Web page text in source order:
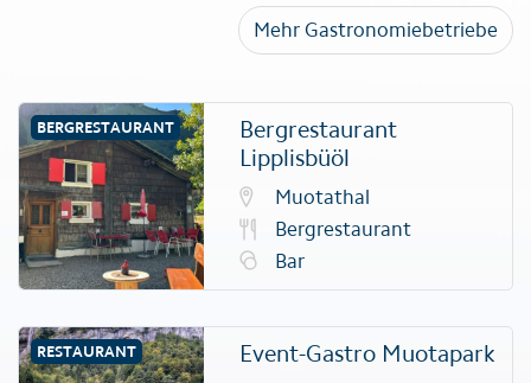
Mehr Gastronomiebetriebe
BERGRESTAURANT
Bergrestaurant
Lipplisbüöl
Muotathal
Bergrestaurant
Bar
RESTAURANT Event-Gastro Muotapark